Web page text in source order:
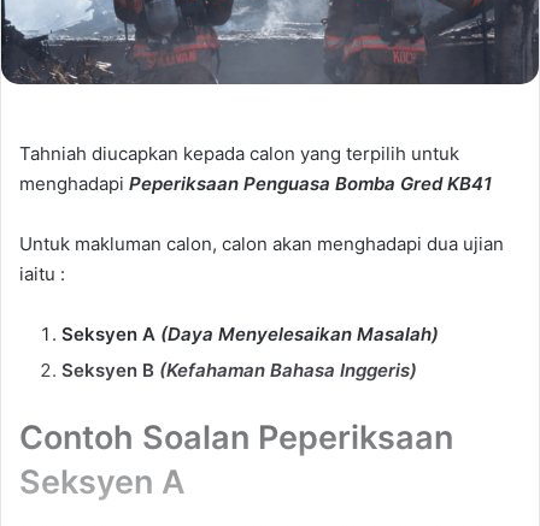
Tahniah diucapkan kepada calon yang terpilih untuk
menghadapi Peperiksaan Penguasa Bomba Gred KB41
Untuk makluman calon, calon akan menghadapi dua ujian
iaitu :
Seksyen A (Daya Menyelesaikan Masalah)
Seksyen B (Kefahaman Bahasa Inggeris)
Contoh Soalan Peperiksaan
Seksyen A